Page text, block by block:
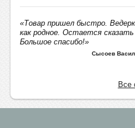
«Товар пришел быстро.
как родное. Остается сказать
Большое спасибо!»
Сысоев
Все